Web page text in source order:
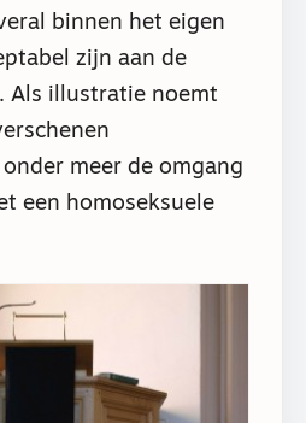
binnen het eigen
zijn aan de
Als illustratie noemt
onder meer de omgang
een homoseksuele